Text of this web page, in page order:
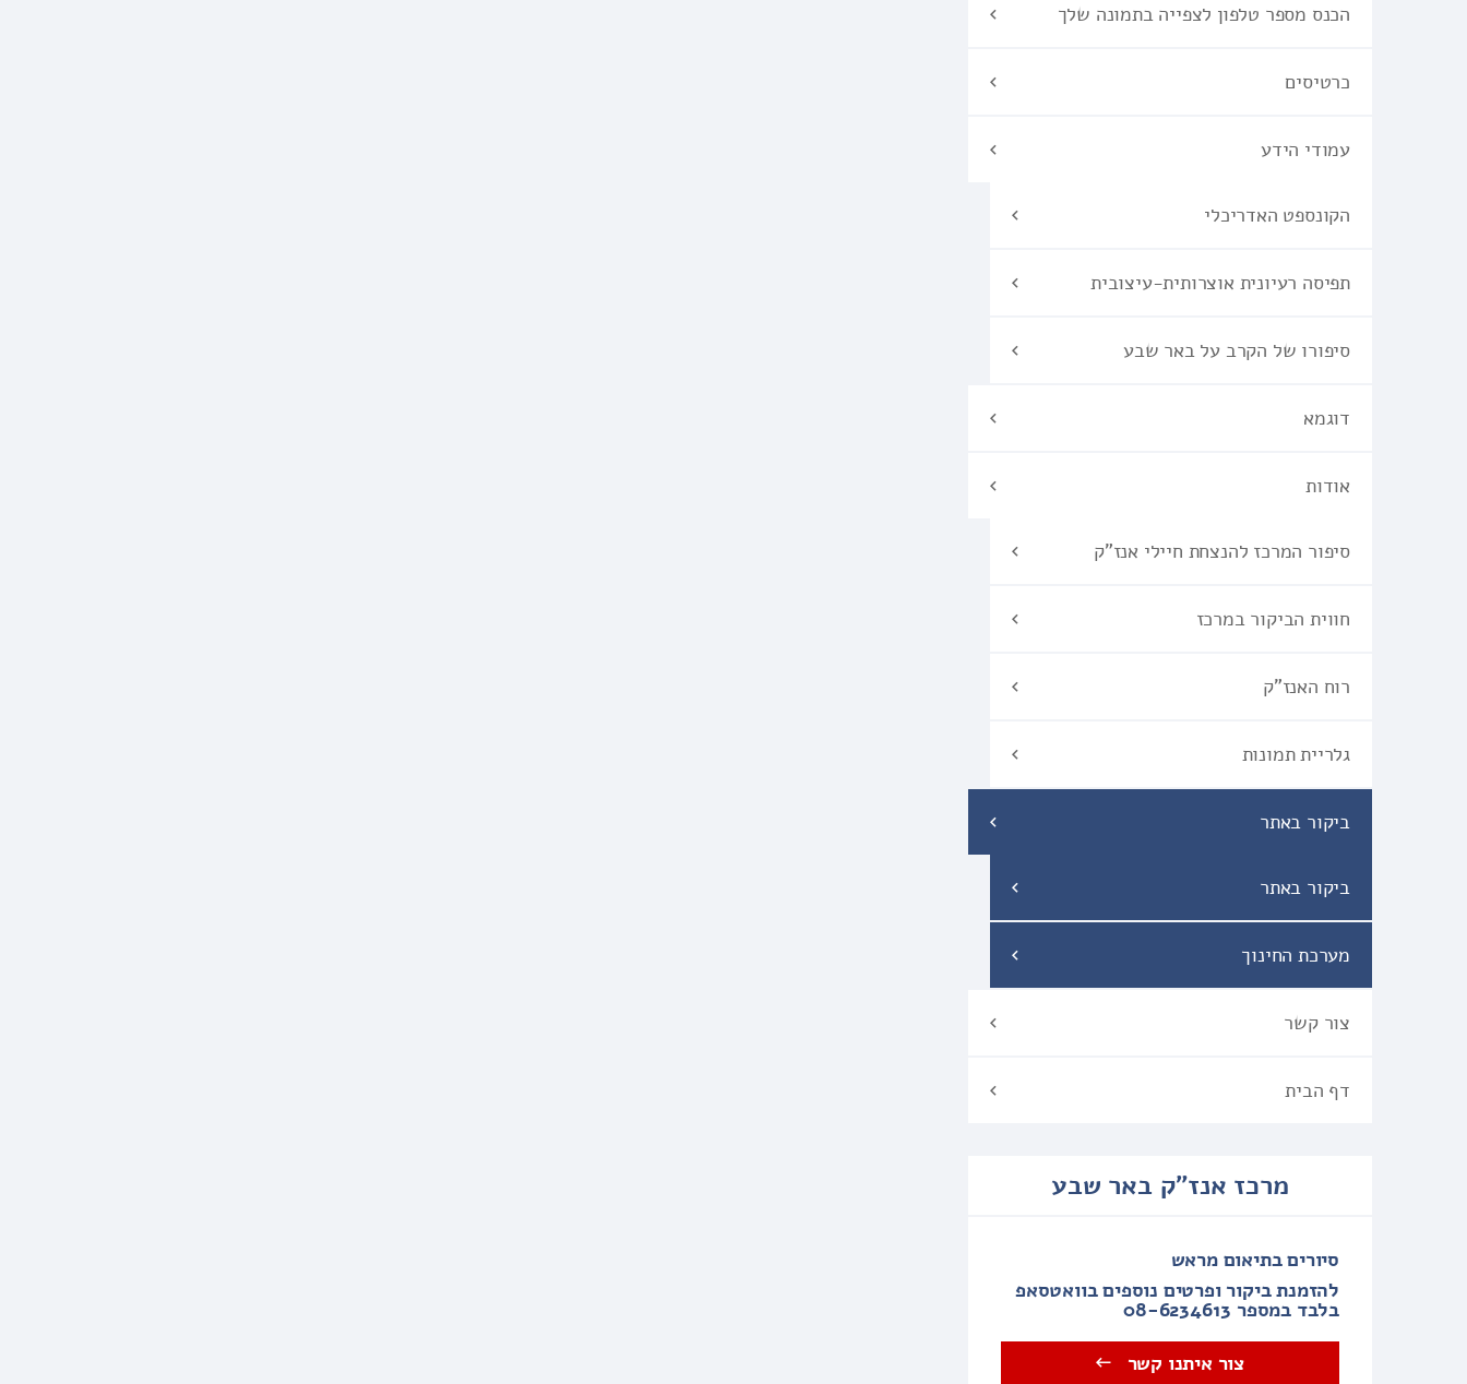
הכנס מספר טלפון לצפייה בתמונה שלך
כרטיסים
עמודי הידע
הקונספט האדריכלי
תפיסה רעיונית אוצרותית-עיצובית
סיפורו של הקרב על באר שבע
דוגמא
אודות
סיפור המרכז להנצחת חיילי אנז"ק
חווית הביקור במרכז
רוח האנז"ק
גלריית תמונות
ביקור באתר
ביקור באתר
מערכת החינוך
צור קשר
דף הבית
מרכז אנז"ק באר שבע
סיורים בתיאום מראש
להזמנת ביקור ופרטים נוספים בוואטסאפ
בלבד במספר 08-6234613
צור איתנו קשר